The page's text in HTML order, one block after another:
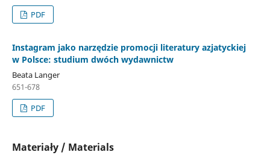
PDF
Instagram jako narzędzie promocji literatury azjatyckiej
w Polsce: studium dwóch wydawnictw
Beata Langer
651-678
PDF
Materiały / Materials